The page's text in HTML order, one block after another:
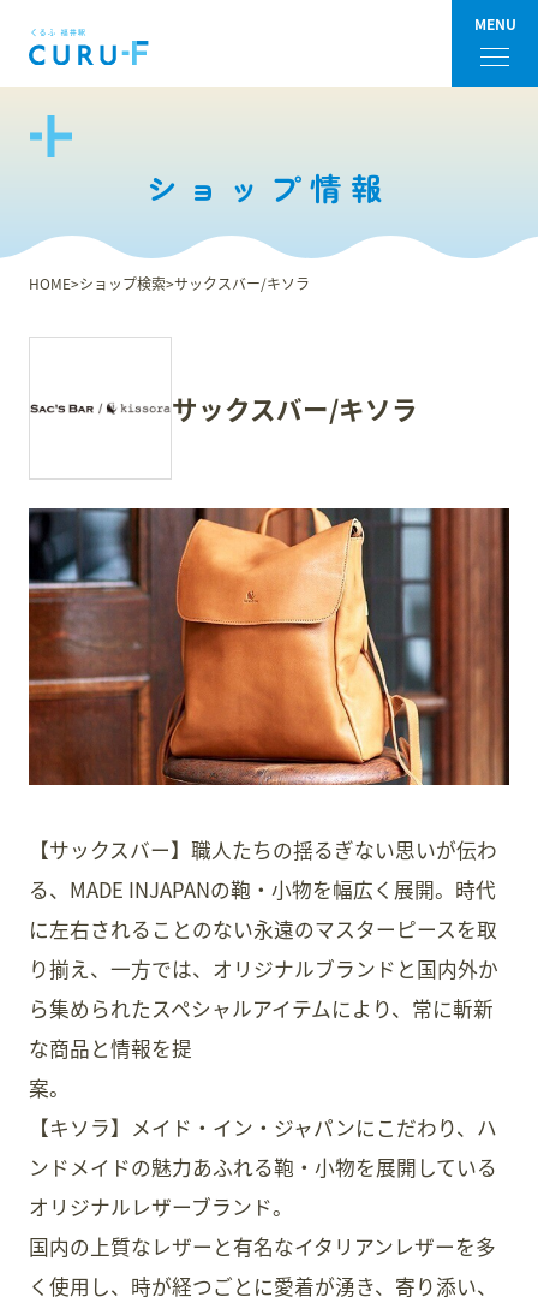
MENU
フロアガイド
ショップ検索
ショップニュース
イベント
アクセス・パーキング
施設からのお知らせ
スタッフ募集
会員案内
周辺観光
ショップ情報
HOME ショップ検索 サックスバー/キソラ
サックスバー/キソラ
【サックスバー】職人たちの揺るぎない思いが伝わ
る、MADE INJAPANの鞄・小物を幅広く展開。時代
に左右されることのない永遠のマスターピースを取
り揃え、一方では、オリジナルブランドと国内外か
ら集められたスペシャルアイテムにより、常に斬新
な商品と情報を提
案。
【キソラ】メイド・イン・ジャパンにこだわり、ハ
ンドメイドの魅力あふれる鞄・小物を展開している
オリジナルレザーブランド。
国内の上質なレザーと有名なイタリアンレザーを多
く使用し、時が経つごとに愛着が湧き、寄り添い、